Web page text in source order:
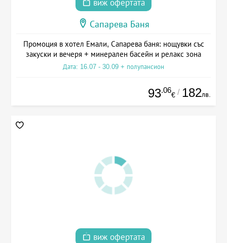
виж офертата
Сапарева Баня
Промоция в хотел Емали, Сапарева баня: нощувки със
закуски и вечеря + минерален басейн и релакс зона
Дата: 16.07 - 30.09 + полупансион
93.06
€ / 182лв.
виж офертата